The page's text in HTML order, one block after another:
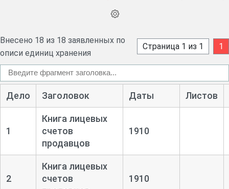
Внесено 18 из 18 заявленных по
описи единиц хранения
Страница 1 из 1 1
Дело Заголовок Даты Листов
1
Книга лицевых
счетов
продавцов
1910
2
Книга лицевых
счетов
1910